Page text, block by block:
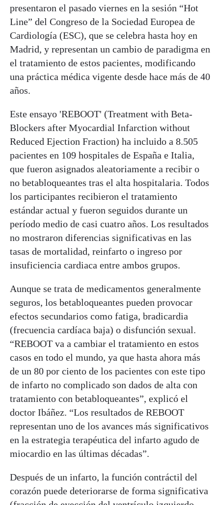
presentaron el pasado viernes en la sesión “Hot
Line” del Congreso de la Sociedad Europea de
Cardiología (ESC), que se celebra hasta hoy en
Madrid, y representan un cambio de paradigma en
el tratamiento de estos pacientes, modificando
una práctica médica vigente desde hace más de 40
años.
Este ensayo 'REBOOT' (Treatment with Beta-
Blockers after Myocardial Infarction without
Reduced Ejection Fraction) ha incluido a 8.505
pacientes en 109 hospitales de España e Italia,
que fueron asignados aleatoriamente a recibir o
no betabloqueantes tras el alta hospitalaria. Todos
los participantes recibieron el tratamiento
estándar actual y fueron seguidos durante un
período medio de casi cuatro años. Los resultados
no mostraron diferencias significativas en las
tasas de mortalidad, reinfarto o ingreso por
insuficiencia cardiaca entre ambos grupos.
Aunque se trata de medicamentos generalmente
seguros, los betabloqueantes pueden provocar
efectos secundarios como fatiga, bradicardia
(frecuencia cardíaca baja) o disfunción sexual.
“REBOOT va a cambiar el tratamiento en estos
casos en todo el mundo, ya que hasta ahora más
de un 80 por ciento de los pacientes con este tipo
de infarto no complicado son dados de alta con
tratamiento con betabloqueantes”, explicó el
doctor Ibáñez. “Los resultados de REBOOT
representan uno de los avances más significativos
en la estrategia terapéutica del infarto agudo de
miocardio en las últimas décadas”.
Después de un infarto, la función contráctil del
corazón puede deteriorarse de forma significativa